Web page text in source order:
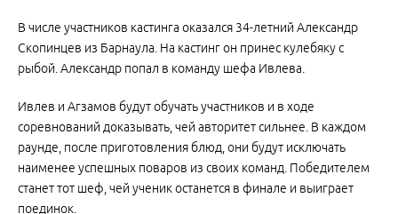
В числе участников кастинга оказался 34-летний Александр
Скопинцев из Барнаула. На кастинг он принес кулебяку с
рыбой. Александр попал в команду шефа Ивлева.
Ивлев и Агзамов будут обучать участников и в ходе
соревнований доказывать, чей авторитет сильнее. В каждом
раунде, после приготовления блюд, они будут исключать
наименее успешных поваров из своих команд. Победителем
станет тот шеф, чей ученик останется в финале и выиграет
поединок.